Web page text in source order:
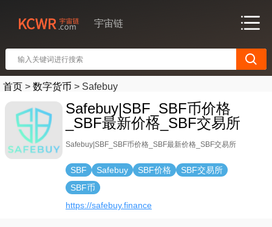
宇宙链
首页 > 数字货币 > Safebuy
Safebuy|SBF_SBF币价格
_SBF最新价格_SBF交易所
Safebuy|SBF_SBF币价格_SBF最新价格_SBF交易所
SBF Safebuy SBF价格
SBF交易所
SBF币
https://safebuy.finance